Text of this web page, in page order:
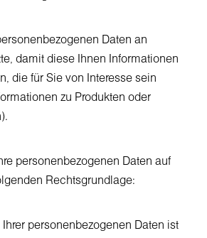
Daten an
damit diese Ihnen Informationen
die für Sie von Interesse sein
zu Produkten oder
personenbezogenen Daten auf
Rechtsgrundlage:
Ihrer personenbezogenen Daten ist